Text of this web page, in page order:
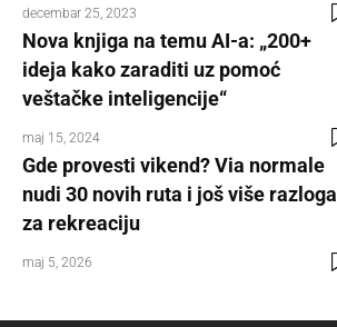
decembar 25, 2023
Nova knjiga na temu AI-a: „200+
ideja kako zaraditi uz pomoć
veštačke inteligencije“
maj 15, 2024
Gde provesti vikend? Via normale
nudi 30 novih ruta i još više razloga
za rekreaciju
maj 5, 2026